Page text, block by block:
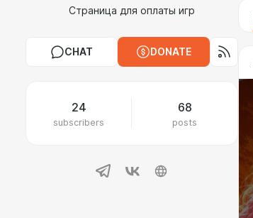
Страница для оплаты игр
CHAT DONATE
24
subscribers
68
posts